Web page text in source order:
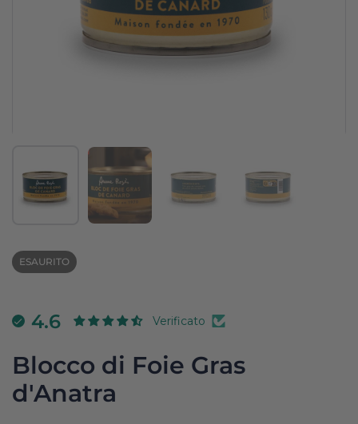
Mostra diapositiva 1Mostra diapositiva 2
ESAURITO
4.6 Verificato
Blocco di Foie Gras
d'Anatra